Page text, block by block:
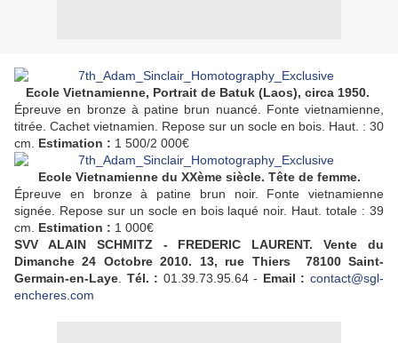
Ecole Vietnamienne, Portrait de Batuk (Laos), circa 1950.
Épreuve en bronze à patine brun nuancé. Fonte vietnamienne,
titrée. Cachet vietnamien. Repose sur un socle en bois. Haut. : 30
cm. Estimation : 1 500/2 000€
Ecole Vietnamienne du XXème siècle. Tête de femme.
Épreuve en bronze à patine brun noir. Fonte vietnamienne
signée. Repose sur un socle en bois laqué noir. Haut. totale : 39
cm. Estimation : 1 000€
SVV ALAIN SCHMITZ - FREDERIC LAURENT. Vente du
Dimanche 24 Octobre 2010. 13, rue Thiers 78100 Saint-
Germain-en-Laye
Tél. : 01.39.73.95.64 - Email :contact@sgl-
encheres.com